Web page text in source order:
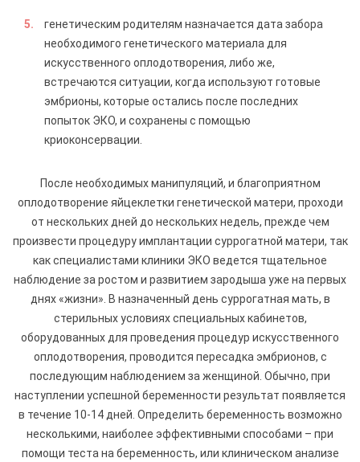
генетическим родителям назначается дата забора
необходимого генетического материала для
искусственного оплодотворения, либо же,
встречаются ситуации, когда используют готовые
эмбрионы, которые остались после последних
попыток ЭКО, и сохранены с помощью
криоконсервации.
После необходимых манипуляций, и благоприятном
оплодотворение яйцеклетки генетической матери, проходи
от нескольких дней до нескольких недель, прежде чем
произвести процедуру имплантации суррогатной матери, так
как специалистами клиники ЭКО ведется тщательное
наблюдение за ростом и развитием зародыша уже на первых
днях «жизни». В назначенный день суррогатная мать, в
стерильных условиях специальных кабинетов,
оборудованных для проведения процедур искусственного
оплодотворения, проводится пересадка эмбрионов, с
последующим наблюдением за женщиной. Обычно, при
наступлении успешной беременности результат появляется
в течение 10-14 дней. Определить беременность возможно
несколькими, наиболее эффективными способами – при
помощи теста на беременность, или клиническом анализе